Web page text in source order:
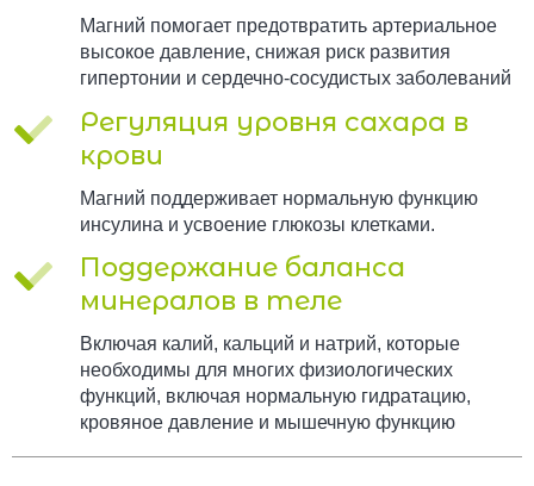
Магний помогает предотвратить артериальное
высокое давление, снижая риск развития
гипертонии и сердечно-сосудистых заболеваний
Регуляция уровня сахара в
крови
Магний поддерживает нормальную функцию
инсулина и усвоение глюкозы клетками.
Поддержание баланса
минералов в теле
Включая калий, кальций и натрий, которые
необходимы для многих физиологических
функций, включая нормальную гидратацию,
кровяное давление и мышечную функцию